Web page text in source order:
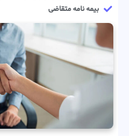
بیمه نامه متقاضی